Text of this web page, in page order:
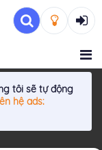
tôi sẽ tự động
hệ ads: